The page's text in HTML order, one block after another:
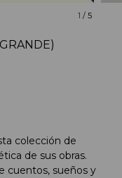
1 /5
colección de
de sus obras.
cuentos, sueños y